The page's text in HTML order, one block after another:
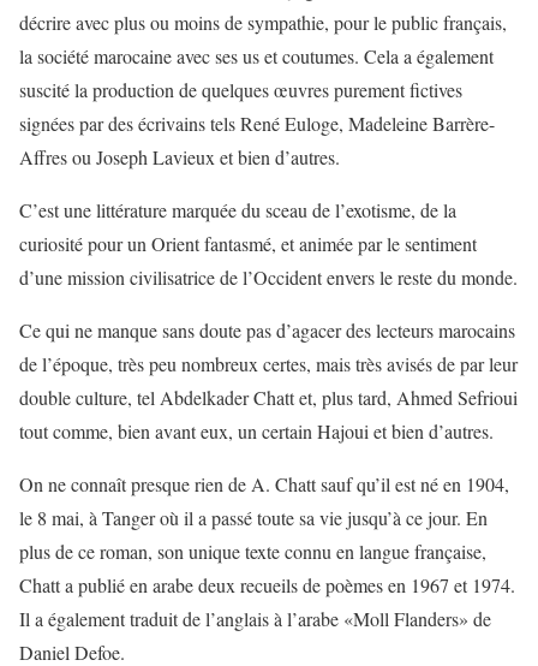
décrire avec plus ou moins de sympathie, pour le public français,
la société marocaine avec ses us et coutumes. Cela a également
suscité la production de quelques œuvres purement fictives
signées par des écrivains tels René Euloge, Madeleine Barrère-
Affres ou Joseph Lavieux et bien d’autres.
C’est une littérature marquée du sceau de l’exotisme, de la
curiosité pour un Orient fantasmé, et animée par le sentiment
d’une mission civilisatrice de l’Occident envers le reste du monde.
Ce qui ne manque sans doute pas d’agacer des lecteurs marocains
de l’époque, très peu nombreux certes, mais très avisés de par leur
double culture, tel Abdelkader Chatt et, plus tard, Ahmed Sefrioui
tout comme, bien avant eux, un certain Hajoui et bien d’autres.
On ne connaît presque rien de A. Chatt sauf qu’il est né en 1904,
le 8 mai, à Tanger où il a passé toute sa vie jusqu’à ce jour. En
plus de ce roman, son unique texte connu en langue française,
Chatt a publié en arabe deux recueils de poèmes en 1967 et 1974.
Il a également traduit de l’anglais à l’arabe «Moll Flanders» de
Daniel Defoe.